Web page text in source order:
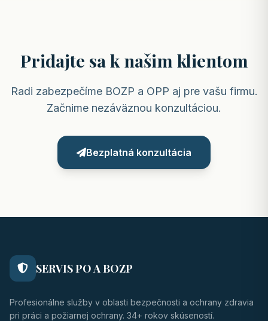
Pridajte sa k našim klientom
Radi zabezpečíme BOZP a OPP aj pre vašu firmu.
Začnime nezáväznou konzultáciou.
Bezplatná konzultácia
SERVIS PO A BOZP
Profesionálne služby v oblasti bezpečnosti a ochrany zdravia
pri práci a požiarnej ochrany. 34+ rokov skúseností.